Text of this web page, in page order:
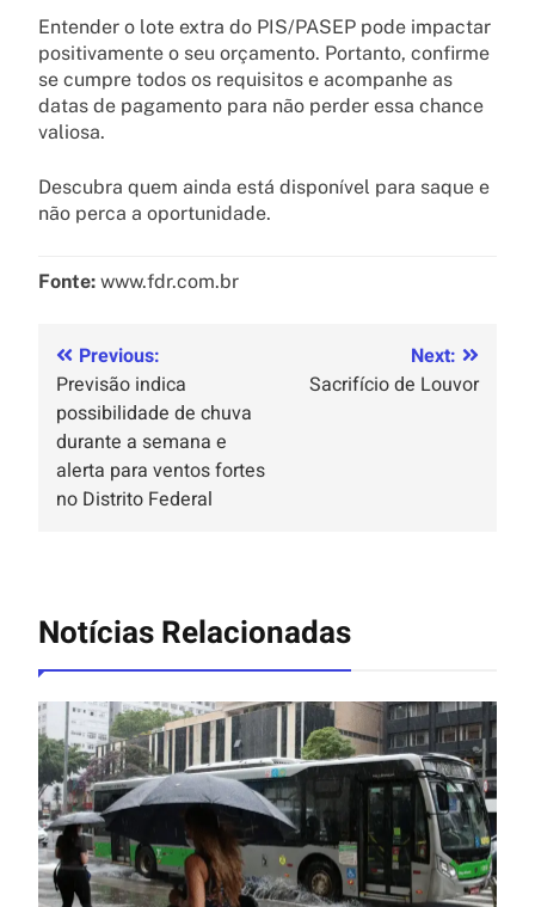
Entender o lote extra do PIS/PASEP pode impactar
positivamente o seu orçamento. Portanto, confirme
se cumpre todos os requisitos e acompanhe as
datas de pagamento para não perder essa chance
valiosa.
Descubra quem ainda está disponível para saque e
não perca a oportunidade.
Fonte: www.fdr.com.br
Previous:
Previsão indica
possibilidade de chuva
durante a semana e
alerta para ventos fortes
no Distrito Federal
Next:
Sacrifício de Louvor
Notícias Relacionadas